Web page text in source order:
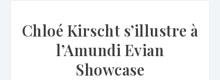
Chloé Kirscht s’illustre à
l’Amundi Evian
Showcase